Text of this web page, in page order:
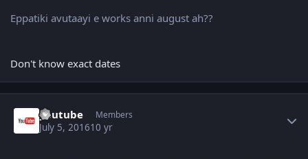
Eppatiki avutaayi e works anni august ah??
Don't know exact dates
youtube Members
July 5, 201610 yr